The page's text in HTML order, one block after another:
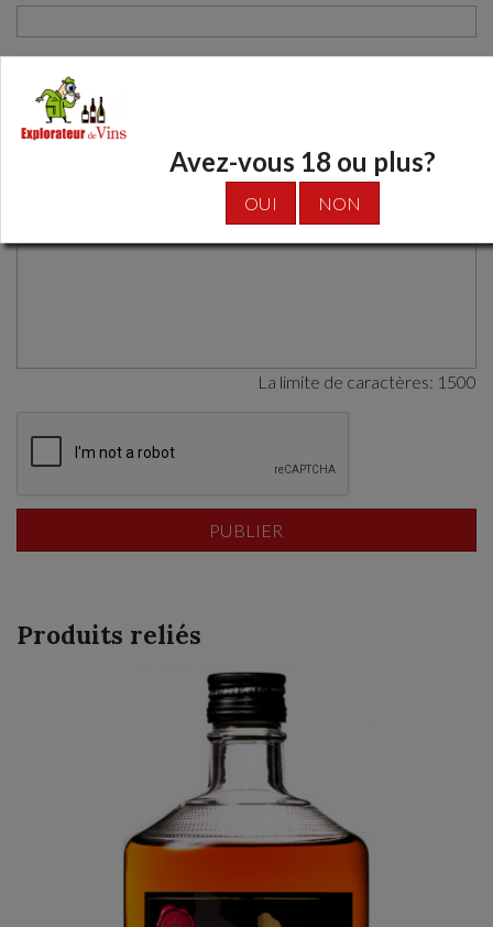
Email
La limite de caractères: 1500
Produits reliés
Avez-vous 18 ou plus?
OUI NON